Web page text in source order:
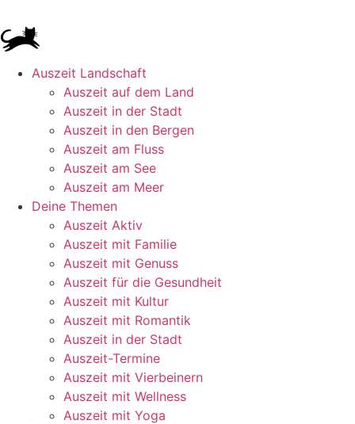
Auszeit Landschaft
Auszeit auf dem Land
Auszeit in der Stadt
Auszeit in den Bergen
Auszeit am Fluss
Auszeit am See
Auszeit am Meer
Deine Themen
Auszeit Aktiv
Auszeit mit Familie
Auszeit mit Genuss
Auszeit für die Gesundheit
Auszeit mit Kultur
Auszeit mit Romantik
Auszeit in der Stadt
Auszeit-Termine
Auszeit mit Vierbeinern
Auszeit mit Wellness
Auszeit mit Yoga